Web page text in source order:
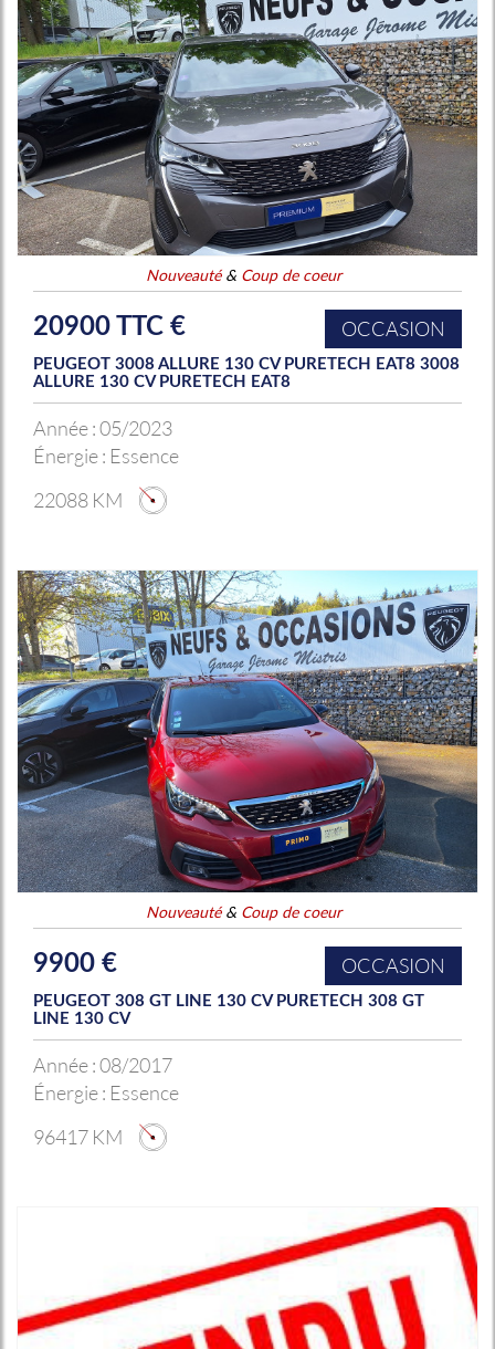
Nouveauté& Coup de coeur
20900 TTC € OCCASION
PEUGEOT 3008 ALLURE 130 CV PURETECH EAT8 3008
ALLURE 130 CV PURETECH EAT8
Année :05/2023
Énergie : Essence
22088 KM
Nouveauté& Coup de coeur
9900 € OCCASION
PEUGEOT 308 GT LINE 130 CV PURETECH 308 GT
LINE 130 CV
Année :08/2017
Énergie : Essence
96417 KM